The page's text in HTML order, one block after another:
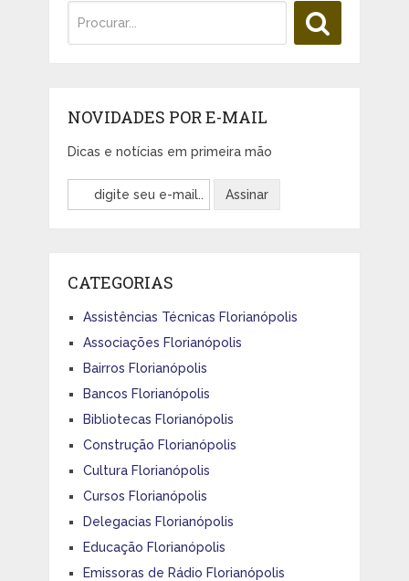
NOVIDADES POR E-MAIL
Dicas e notícias em primeira mão
CATEGORIAS
Assistências Técnicas Florianópolis
Associações Florianópolis
Bairros Florianópolis
Bancos Florianópolis
Bibliotecas Florianópolis
Construção Florianópolis
Cultura Florianópolis
Cursos Florianópolis
Delegacias Florianópolis
Educação Florianópolis
Emissoras de Rádio Florianópolis